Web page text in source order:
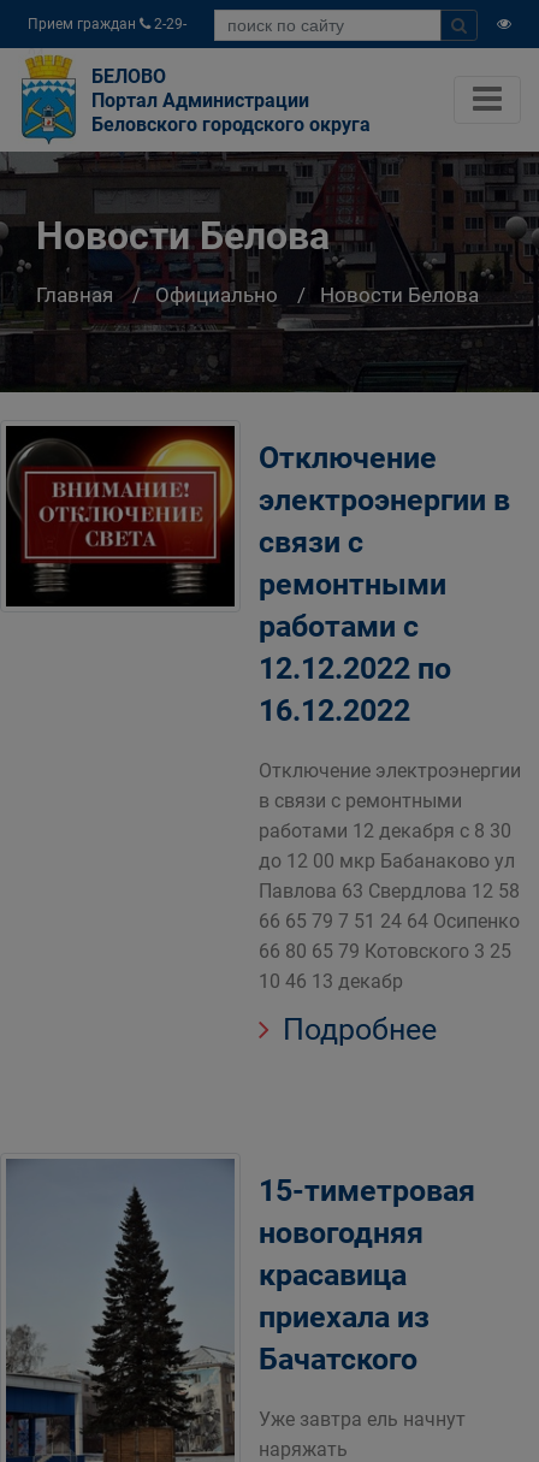
Прием граждан
2-29-
04
БЕЛОВО
Портал Администрации
Беловского городского округа
Новости Белова
Главная Официально Новости Белова
Отключение
электроэнергии в
связи с
ремонтными
работами c
12.12.2022 по
16.12.2022
Отключение электроэнергии
в связи с ремонтными
работами 12 декабря с 8 30
до 12 00 мкр Бабанаково ул
Павлова 63 Свердлова 12 58
66 65 79 7 51 24 64 Осипенко
66 80 65 79 Котовского 3 25
10 46 13 декабр
Подробнее
15-тиметровая
новогодняя
красавица
приехала из
Бачатского
Уже завтра ель начнут
наряжать